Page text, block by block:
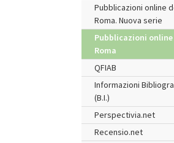
Pubblicazioni online
Roma. Nuova serie
Pubblicazioni online
Roma
QFIAB
Informazioni
(B.I.)
Perspectivia.net
Recensio.net